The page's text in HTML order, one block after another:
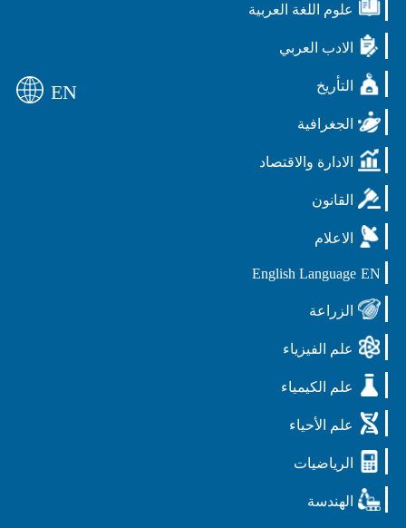
علوم اللغة العربية
الادب العربي
التأريخ
الجغرافية
الادارة والاقتصاد
القانون
الاعلام
EN
English Language
الزراعة
علم الفيزياء
علم الكيمياء
علم الأحياء
الرياضيات
الهندسة
EN